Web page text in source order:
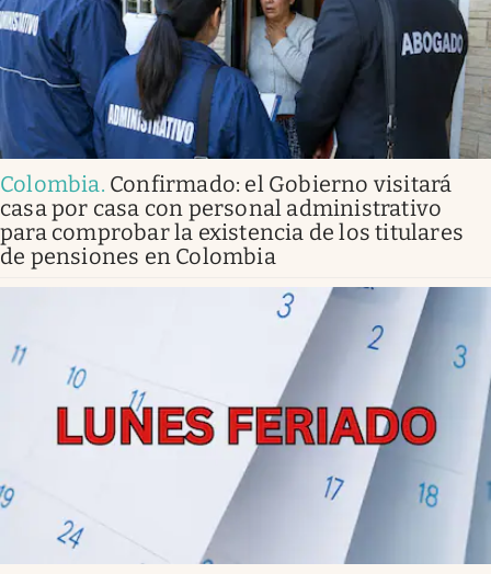
Colombia. Confirmado: el Gobierno visitará
casa por casa con personal administrativo
para comprobar la existencia de los titulares
de pensiones en Colombia